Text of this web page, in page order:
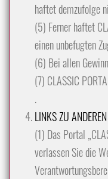
haftet demzufolge
(5) Ferner haftet
einen unbefugten
(6) Bei allen
(7) CLASSIC
.
LINKS ZU
(1) Das Portal
verlassen Sie die